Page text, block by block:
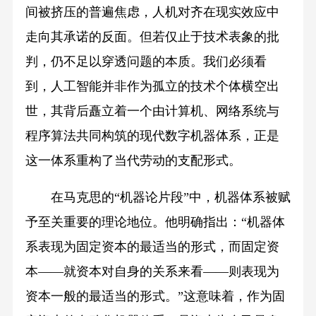
间被挤压的普遍焦虑，人机对齐在现实效应中
走向其承诺的反面。但若仅止于技术表象的批
判，仍不足以穿透问题的本质。我们必须看
到，人工智能并非作为孤立的技术个体横空出
世，其背后矗立着一个由计算机、网络系统与
程序算法共同构筑的现代数字机器体系，正是
这一体系重构了当代劳动的支配形式。
在马克思的“机器论片段”中，机器体系被赋
予至关重要的理论地位。他明确指出：“机器体
系表现为固定资本的最适当的形式，而固定资
本——就资本对自身的关系来看——则表现为
资本一般的最适当的形式。”这意味着，作为固